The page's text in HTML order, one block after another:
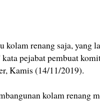
kolam renang saja, yang
pejabat pembuat
Kamis (14/11/2019).
kolam renang